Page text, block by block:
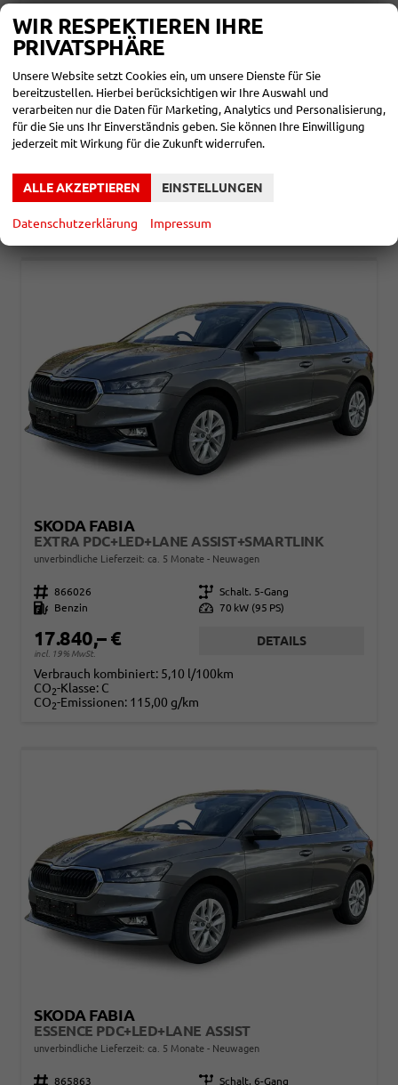
SKODA FABIA
ESSENCE PDC+LED+LANE ASSIST
unverbindliche Lieferzeit: ca. 5 Monate Neuwagen
Leistung 70 kW (95 PS)
17.690,– € DETAILS
Verbrauch kombiniert:
5,10 l/100km
CO2-Klasse:C
SKODA FABIA
EXTRA PDC+LED+LANE ASSIST+SMARTLINK
unverbindliche Lieferzeit: ca. 5 Monate Neuwagen
Fahrzeugnr. 866026 Getriebe Schalt. 5-Gang
Kraftstoff
Benzin Leistung 70 kW (95 PS)
17.840,– €
incl. 19% MwSt.
DETAILS
Verbrauch kombiniert: 5,10 l/100km
CO2-Klasse: C
CO2-Emissionen: 115,00 g/km
SKODA FABIA
ESSENCE PDC+LED+LANE ASSIST
unverbindliche Lieferzeit: ca. 5 Monate Neuwagen
Fahrzeugnr. 865863 Getriebe Schalt. 6-Gang
WIR RESPEKTIEREN IHRE
PRIVATSPHÄRE
Unsere Website setzt Cookies ein, um unsere Dienste für Sie
bereitzustellen. Hierbei berücksichtigen wir Ihre Auswahl und
verarbeiten nur die Daten für Marketing, Analytics und Personalisierung,
für die Sie uns Ihr Einverständnis geben. Sie können Ihre Einwilligung
jederzeit mit Wirkung für die Zukunft widerrufen.
ALLE AKZEPTIEREN EINSTELLUNGEN
Datenschutzerklärung Impressum